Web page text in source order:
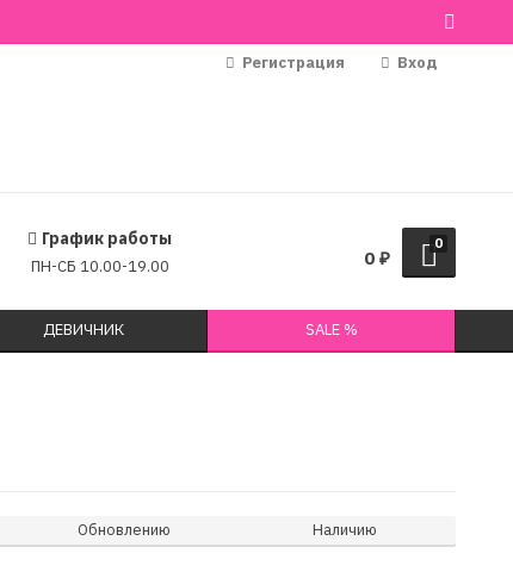
Регистрация Вход
График работы
ПН-СБ 10.00-19.00
0
0 ₽
ДЕВИЧНИК SALE %
Обновлению Наличию